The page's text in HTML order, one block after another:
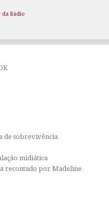
da Rádio
de sobrevivência
midiática
recontado por Madeline